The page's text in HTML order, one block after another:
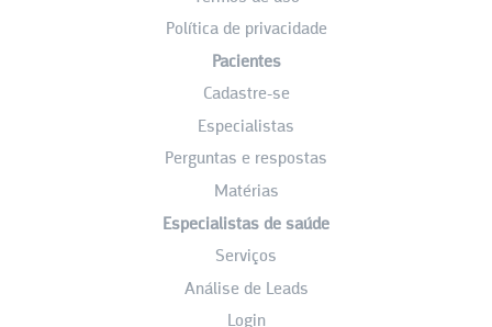
Política de privacidade
Pacientes
Cadastre-se
Especialistas
Perguntas e respostas
Matérias
Especialistas de saúde
Serviços
Análise de Leads
Login